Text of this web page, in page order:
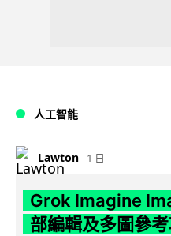
人工智能
Lawton 1 日
Grok Imagine
部編輯及多圖參